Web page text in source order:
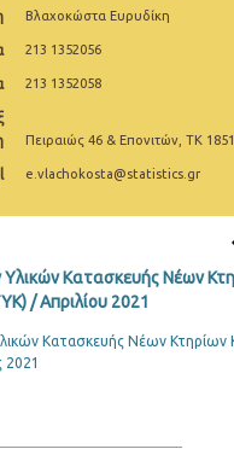
2025
2024
2024
2024
2024
Βλαχοκώστα Ευρυδίκη
213 1352056
213 1352058
Πειραιώς 46 & Επονιτών, ΤΚ
e.vlachokosta@statistics.gr
Υλικών Κατασκευής Νέων
/ Απριλίου 2021
Κατασκευής Νέων Κτηρίων
2021